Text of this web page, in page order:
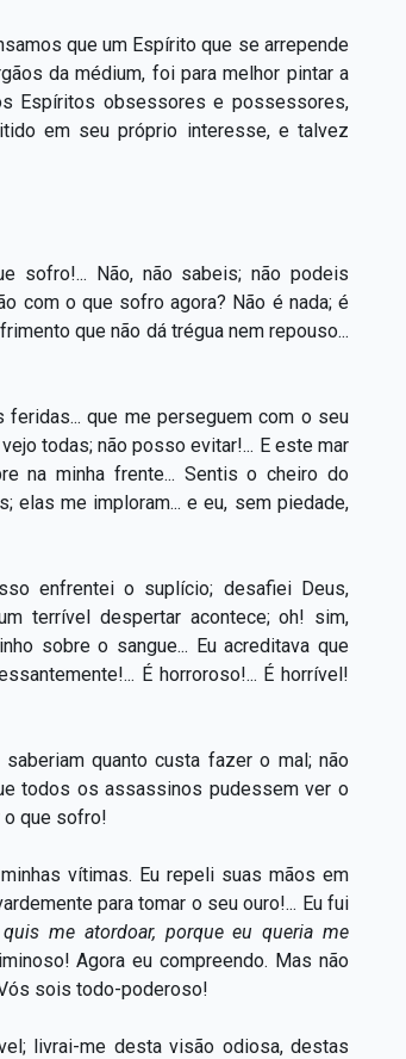
que um Espírito que se arrepende
da médium, foi para melhor pintar a
Espíritos obsessores e possessores,
em seu próprio interesse, e talvez
sofro!... Não, não sabeis; não podeis
com o que sofro agora? Não é nada; é
que não dá trégua nem repouso...
feridas... que me perseguem com o seu
todas; não posso evitar!... E este mar
na minha frente... Sentis o cheiro do
elas me imploram... e eu, sem piedade,
enfrentei o suplício; desafiei Deus,
terrível despertar acontece; oh! sim,
sobre o sangue... Eu acreditava que
É horroroso!... É horrível!
quanto custa fazer o mal; não
todos os assassinos pudessem ver o
o que sofro!
vítimas. Eu repeli suas mãos em
para tomar o seu ouro!... Eu fui
me atordoar, porque eu queria me
Agora eu compreendo. Mas não
sois todo-poderoso!
livrai-me desta visão odiosa, destas